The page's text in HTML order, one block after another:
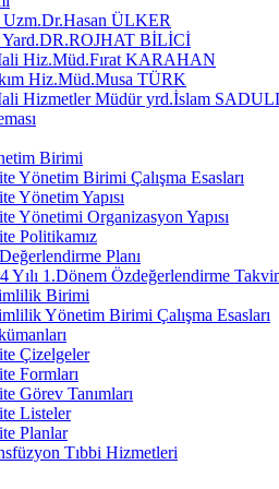
Uzm.Dr.Hasan ÜLKER
Yard.DR.ROJHAT BİLİCİ
Hiz.Müd.Fırat KARAHAN
Hiz.Müd.Musa TÜRK
Hizmetler Müdür yrd.İslam
Birimi
Yönetim Birimi Çalışma Esasları
Yönetim Yapısı
Yönetimi Organizasyon Yapısı
Politikamız
Planı
Yılı 1.Dönem Özdeğerlendirme
Birimi
Yönetim Birimi Çalışma Esasları
Çizelgeler
Formları
Görev Tanımları
Listeler
Planlar
Tıbbi Hizmetleri